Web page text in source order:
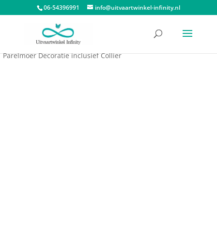
06-54396991 info@uitvaartwinkel-infinity.nl
Dieren urnen/Katten urnen
Parelmoer Decoratie inclusief Collier